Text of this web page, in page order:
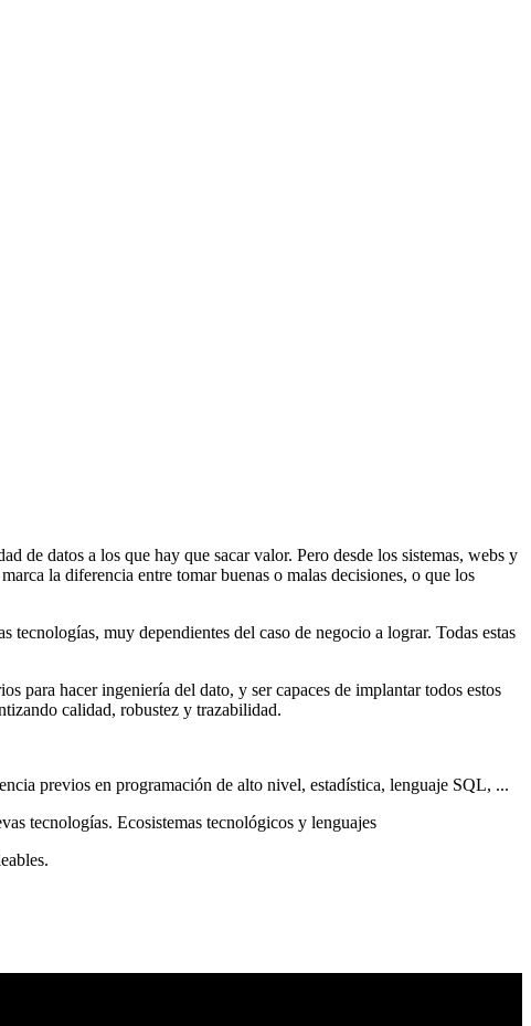
de datos a los que hay que sacar valor. Pero desde los sistemas, webs y
la diferencia entre tomar buenas o malas decisiones, o que los
muy dependientes del caso de negocio a lograr. Todas estas
para hacer ingeniería del dato, y ser capaces de implantar todos estos
calidad, robustez y trazabilidad.
previos en programación de alto nivel, estadística, lenguaje SQL, ...
tecnologías. Ecosistemas tecnológicos y lenguajes